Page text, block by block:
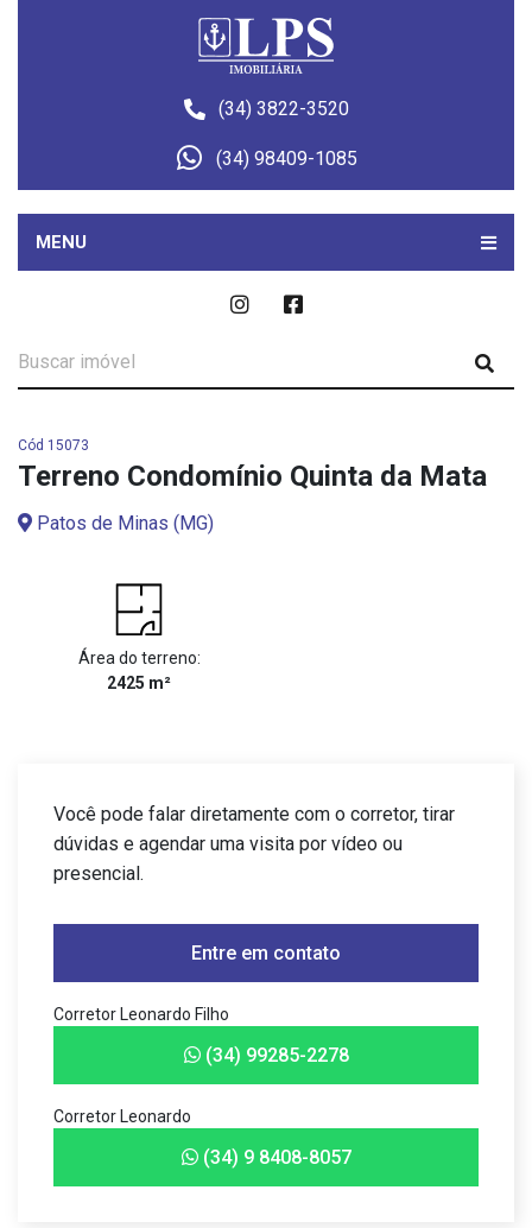
(34) 3822-3520
(34) 98409-1085
MENU
Cód 15073
Terreno Condomínio Quinta da Mata
Patos de Minas (MG)
Área do terreno:
2425 m²
Você pode falar diretamente com o corretor, tirar
dúvidas e agendar uma visita por vídeo ou
presencial.
Entre em contato
Corretor Leonardo Filho
(34) 99285-2278
Corretor Leonardo
(34) 9 8408-8057